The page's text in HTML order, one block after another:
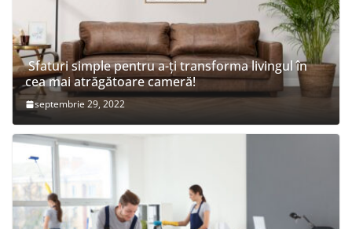
Sfaturi simple pentru a-ți transforma livingul în
cea mai atrăgătoare cameră!
septembrie 29, 2022